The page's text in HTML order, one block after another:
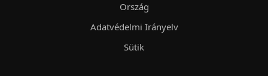
Ország
Adatvédelmi Irányelv
Sütik